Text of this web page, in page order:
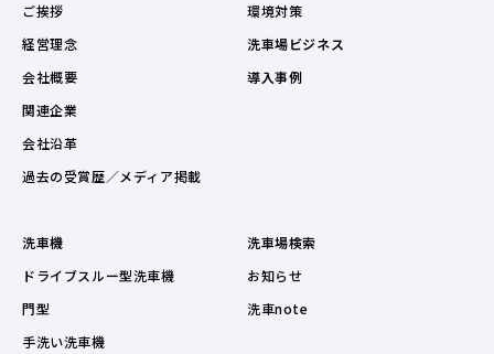
ご挨拶
経営理念
会社概要
関連企業
会社沿革
過去の受賞歴／メディア掲載
環境対策
洗車場ビジネス
導入事例
洗車機
ドライブスルー型洗車機
門型
手洗い洗車機
洗車場検索
お知らせ
洗車note